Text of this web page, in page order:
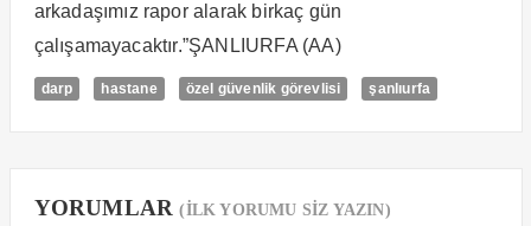
arkadaşımız rapor alarak birkaç gün
çalışamayacaktır.”ŞANLIURFA (AA)
darp hastane özel güvenlik görevlisi şanlıurfa
YORUMLAR(İLK YORUMU SİZ YAZIN)